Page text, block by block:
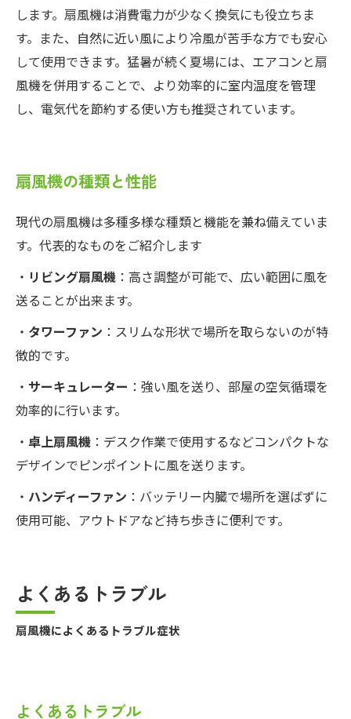
します。扇風機は消費電力が少なく換気にも役立ちま
す。また、自然に近い風により冷風が苦手な方でも安心
して使用できます。猛暑が続く夏場には、エアコンと扇
風機を併用することで、より効率的に室内温度を管理
し、電気代を節約する使い方も推奨されています。
扇風機の種類と性能
現代の扇風機は多種多様な種類と機能を兼ね備えていま
す。代表的なものをご紹介します
・ リビング扇風機 ：高さ調整が可能で、広い範囲に風を
送ることが出来ます。
・ タワーファン ：スリムな形状で場所を取らないのが特
徴的です。
・ サーキュレーター ：強い風を送り、部屋の空気循環を
効率的に行います。
・ 卓上扇風機 ：デスク作業で使用するなどコンパクトな
デザインでピンポイントに風を送ります。
・ ハンディーファン ：バッテリー内臓で場所を選ばずに
使用可能、アウトドアなど持ち歩きに便利です。
よくあるトラブル
扇風機によくあるトラブル症状
よくあるトラブル